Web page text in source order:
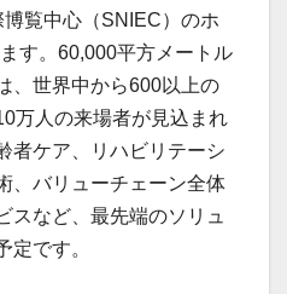
覧中心（SNIEC）のホ
す。60,000平方メートル
、世界中から600以上の
万人の来場者が見込まれ
者ケア、リハビリテーシ
、バリューチェーン全体
スなど、最先端のソリュ
定です。